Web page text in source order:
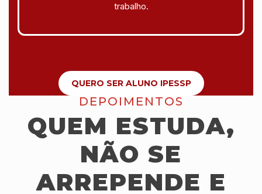
trabalho.
QUERO SER ALUNO IPESSP
DEPOIMENTOS
QUEM ESTUDA,
NÃO SE
ARREPENDE E